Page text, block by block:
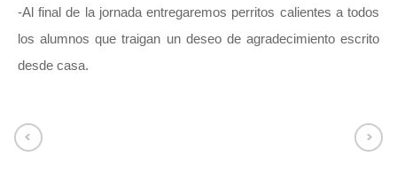
-Al final de la jornada entregaremos perritos calientes a todos
los alumnos que traigan un deseo de agradecimiento escrito
desde casa.